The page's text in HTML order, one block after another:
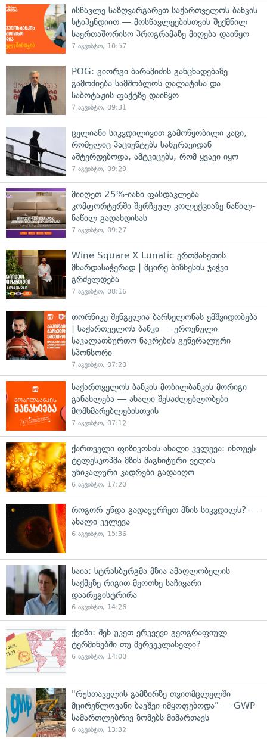
ისწავლე საზღვარგარეთ საქართველოს ბანკის
სტიპენდიით — მოსწავლეებისთვის შექმნილ
საერთაშორისო პროგრამაზე მიღება დაიწყო
7 აგვისტო, 10:57
POG: გიორგი ბარამიძის განცხადებაზე
გამოძიება სამშობლოს ღალატისა და
საბოტაჟის ფაქტზე დაიწყო
7 აგვისტო, 09:31
ცელიანი სიკვდილივით გამოწყობილი კაცი,
რომელიც პაციენტებს სახურავიდან
აშტერდებოდა, ამტკიცებს, რომ ყვავი იყო
7 აგვისტო, 09:29
მიიღეთ 25%-იანი ფასდაკლება
კომფორტერში შერჩეულ კოლექციაზე ნაწილ-
ნაწილ გადახდისას
7 აგვისტო, 09:27
Wine Square X Lunatic ერთმანეთის
მხარდასაჭერად | მცირე ბიზნესის ჯაჭვი
გრძელდება
7 აგვისტო, 08:16
თორნიკე შენგელია ბარსელონას ემშვიდობება
| საქართველოს ბანკი — ეროვნული
საკალათბურთო ნაკრების გენერალური
სპონსორი
7 აგვისტო, 07:20
საქართველოს ბანკის მობილბანკის მორიგი
განახლება — ახალი შესაძლებლობები
მომხმარებლებისთვის
7 აგვისტო, 07:12
ქართველი ფიზიკოსის ახალი კვლევა: ინოუეს
ტელესკოპმა მზის მაგნიტური ველის
უნიკალური კადრები გადაიღო
6 აგვისტო, 17:20
როგორ უნდა გადავურჩეთ მზის სიკვდილს? —
ახალი კვლევა
6 აგვისტო, 15:36
საია: სტრასბურგმა მზია ამაღლობელის
საქმეზე რიგით მეოთხე საჩივარი
დაარეგისტრირა
6 აგვისტო, 14:26
ქვიზი: შენ უკეთ ერკვევი გეოგრაფიულ
ტერმინებში თუ მერვეკლასელი?
6 აგვისტო, 14:00
"რუსთაველის გამზირზე თვითმცლელში
მცირეწლოვანი ბავშვი იმყოფებოდა" — GWP
სამართლებრივ ზომებს მიმართავს
6 აგვისტო, 13:32